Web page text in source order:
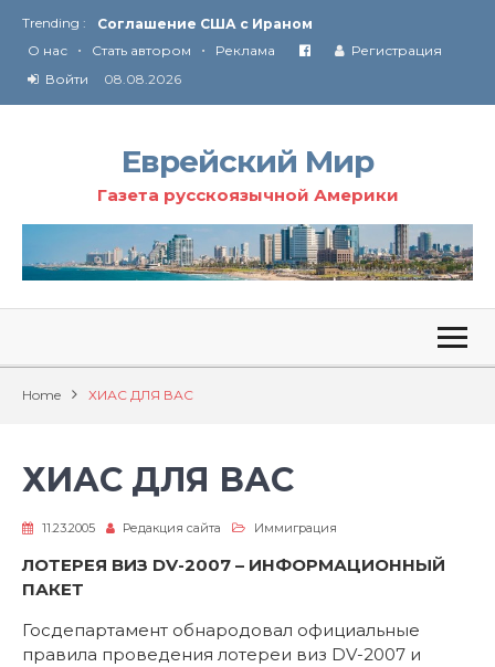
Trending :
Соглашение США с Ираном
Технология Революции в Иране
О нас • Стать автором • Реклама
Регистрация
Войти
08.08.2026
Еврейский Мир
Газета русскоязычной Америки
Home ХИАС ДЛЯ ВАС
ХИАС ДЛЯ ВАС
11.23.2005 Редакция сайта Иммиграция
ЛОТЕРЕЯ ВИЗ DV-2007 – ИНФОРМАЦИОННЫЙ
ПАКЕТ
Госдепартамент обнародовал официальные
правила проведения лотереи виз DV-2007 и